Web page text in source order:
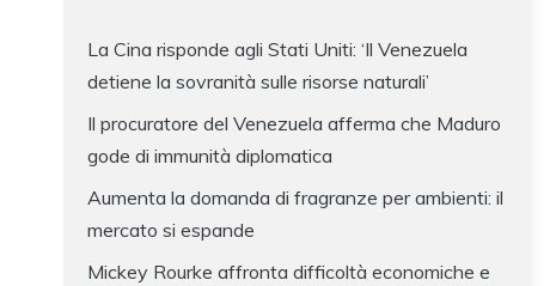
La Cina risponde agli Stati Uniti: ‘Il Venezuela
detiene la sovranità sulle risorse naturali’
Il procuratore del Venezuela afferma che Maduro
gode di immunità diplomatica
Aumenta la domanda di fragranze per ambienti: il
mercato si espande
Mickey Rourke affronta difficoltà economiche e